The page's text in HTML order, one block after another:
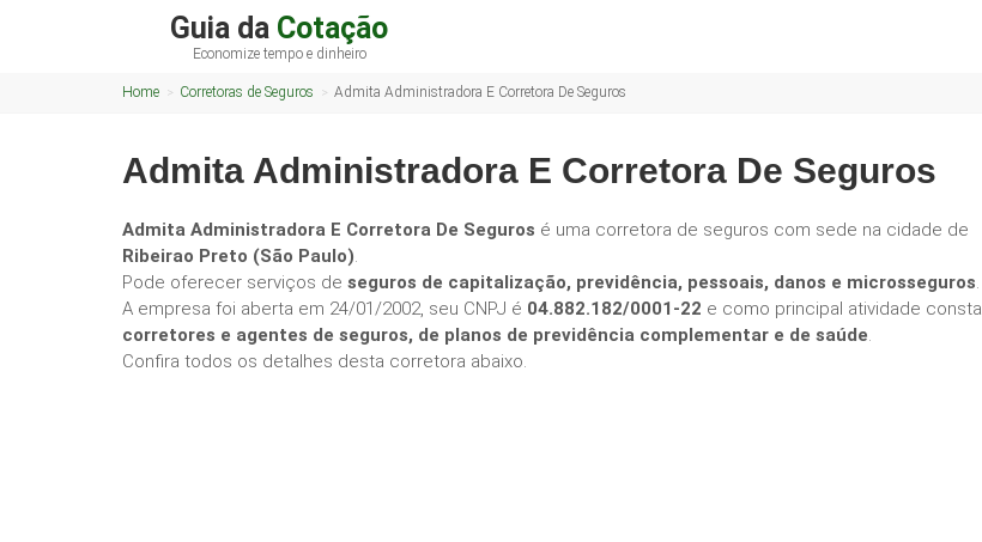
Guia da Cotação
Economize tempo e dinheiro
Home Corretoras de Seguros Admita Administradora E Corretora De Seguros
Admita Administradora E Corretora De Seguros
Admita Administradora E Corretora De Seguros é uma corretora de seguros com sede na cidade de
Ribeirao Preto (São Paulo).
Pode oferecer serviços de seguros de capitalização, previdência, pessoais, danos e microsseguros.
A empresa foi aberta em 24/01/2002, seu CNPJ é 04.882.182/0001-22 e como principal atividade consta
corretores e agentes de seguros, de planos de previdência complementar e de saúde.
Confira todos os detalhes desta corretora abaixo.